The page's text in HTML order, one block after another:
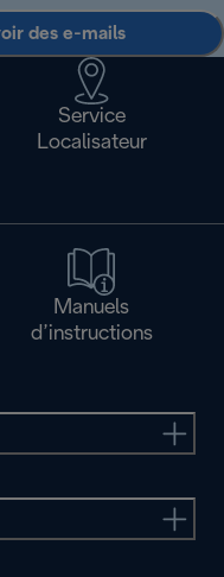
des e-mails
Service
Localisateur
Manuels
d’instructions